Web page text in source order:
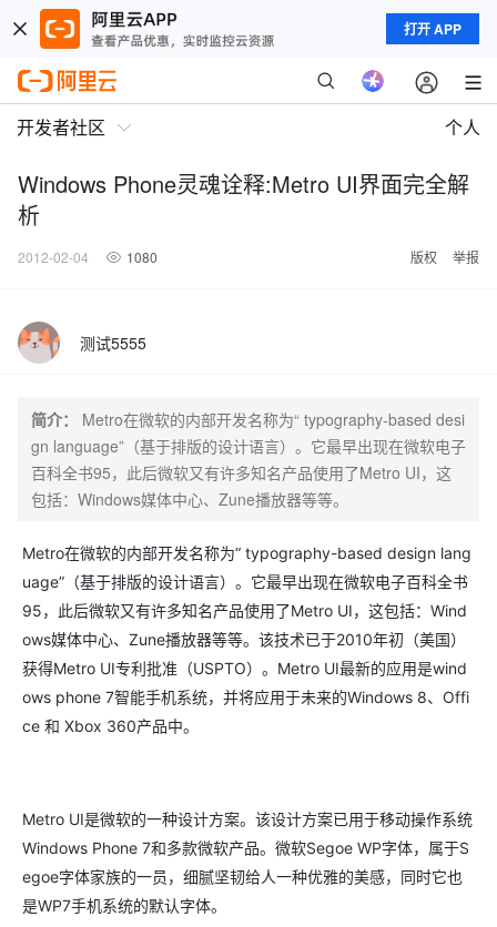
打开 APP
开发者社区 个人
Windows Phone灵魂诠释:Metro UI界面完全解
析
2012-02-04 1080 版权 举报
测试5555
简介：
Metro在微软的内部开发名称为“ typography-based desi
gn language”（基于排版的设计语言）。它最早出现在微软电子
百科全书95，此后微软又有许多知名产品使用了Metro UI，这
包括：Windows媒体中心、Zune播放器等等。
Metro在微软的内部开发名称为“ typography-based design lang
uage”（基于排版的设计语言）。它最早出现在微软电子百科全书
95，此后微软又有许多知名产品使用了Metro UI，这包括：Wind
ows媒体中心、Zune播放器等等。该技术已于2010年初（美国）
获得Metro UI专利批准（USPTO）。Metro UI最新的应用是wind
ows phone 7智能手机系统，并将应用于未来的Windows 8、Offi
ce 和 Xbox 360产品中。
Metro UI是微软的一种设计方案。该设计方案已用于移动操作系统
Windows Phone 7和多款微软产品。微软Segoe WP字体，属于S
egoe字体家族的一员，细腻坚韧给人一种优雅的美感，同时它也
是WP7手机系统的默认字体。